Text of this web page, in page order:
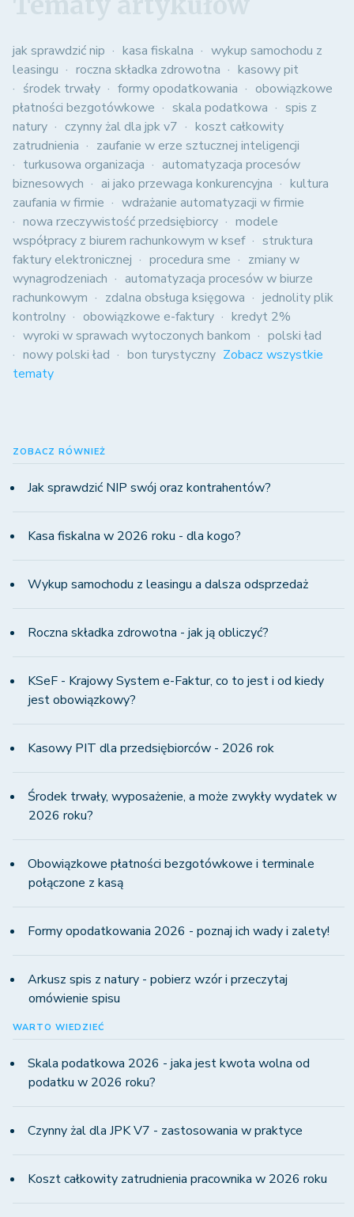
jak sprawdzić nip kasa fiskalna
wykup samochodu z
leasingu
roczna składka zdrowotna
kasowy pit
środek trwały
formy opodatkowania
obowiązkowe
płatności bezgotówkowe
skala podatkowa
spis z
natury
czynny żal dla jpk v7
koszt całkowity
zatrudnienia
zaufanie w erze sztucznej inteligencji
turkusowa organizacja
automatyzacja procesów
biznesowych
ai jako przewaga konkurencyjna
kultura
zaufania w firmie
wdrażanie automatyzacji w firmie
nowa rzeczywistość przedsiębiorcy
modele
współpracy z biurem rachunkowym w ksef
struktura
faktury elektronicznej
procedura sme
zmiany w
wynagrodzeniach
automatyzacja procesów w biurze
rachunkowym
zdalna obsługa księgowa
jednolity plik
kontrolny
obowiązkowe e-faktury
kredyt 2%
wyroki w sprawach wytoczonych bankom
polski ład
nowy polski ład
bon turystyczny Zobacz wszystkie
tematy
ZOBACZ RÓWNIEŻ
Jak sprawdzić NIP swój oraz kontrahentów?
Kasa fiskalna w 2026 roku - dla kogo?
Wykup samochodu z leasingu a dalsza odsprzedaż
Roczna składka zdrowotna - jak ją obliczyć?
KSeF - Krajowy System e-Faktur, co to jest i od kiedy
jest obowiązkowy?
Kasowy PIT dla przedsiębiorców - 2026 rok
Środek trwały, wyposażenie, a może zwykły wydatek w
2026 roku?
Obowiązkowe płatności bezgotówkowe i terminale
połączone z kasą
Formy opodatkowania 2026 - poznaj ich wady i zalety!
Arkusz spis z natury - pobierz wzór i przeczytaj
omówienie spisu
WARTO WIEDZIEĆ
Skala podatkowa 2026 - jaka jest kwota wolna od
podatku w 2026 roku?
Czynny żal dla JPK V7 - zastosowania w praktyce
Koszt całkowity zatrudnienia pracownika w 2026 roku